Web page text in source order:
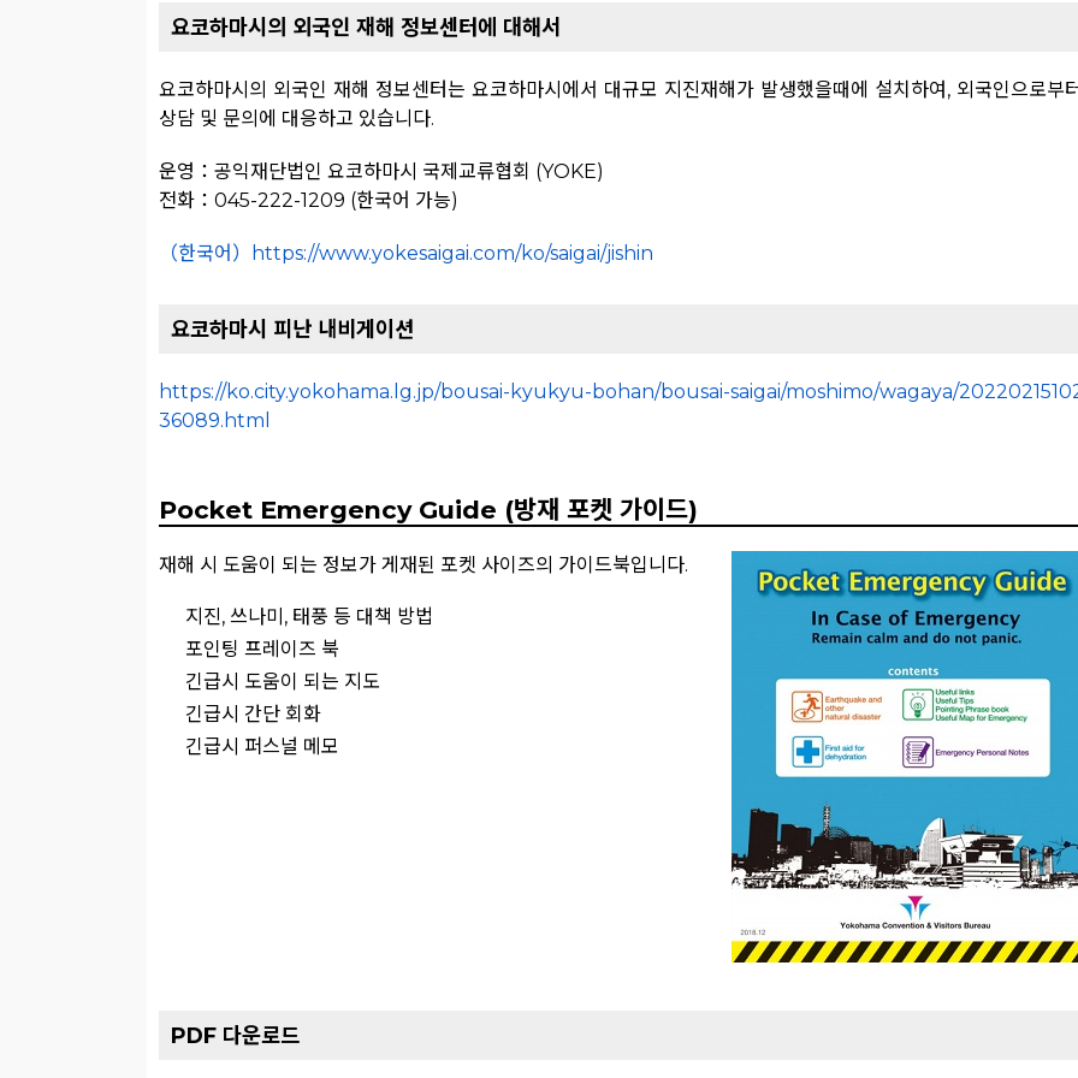
요코하마시의 외국인 재해 정보센터에 대해서
요코하마시의 외국인 재해 정보센터는 요코하마시에서 대규모 지진재해가 발생했을때에 설치하여, 외국인으로부
상담 및 문의에 대응하고 있습니다.
운영：공익재단법인 요코하마시 국제교류협회 (YOKE)
전화：045-222-1209 (한국어 가능)
（한국어）https://www.yokesaigai.com/ko/saigai/jishin
요코하마시 피난 내비게이션
https://ko.city.yokohama.lg.jp/bousai-kyukyu-bohan/bousai-saigai/moshimo/wagaya/
36089.html
Pocket Emergency Guide (방재 포켓 가이드)
재해 시 도움이 되는 정보가 게재된 포켓 사이즈의 가이드북입니다.
지진, 쓰나미, 태풍 등 대책 방법
포인팅 프레이즈 북
긴급시 도움이 되는 지도
긴급시 간단 회화
긴급시 퍼스널 메모
PDF 다운로드